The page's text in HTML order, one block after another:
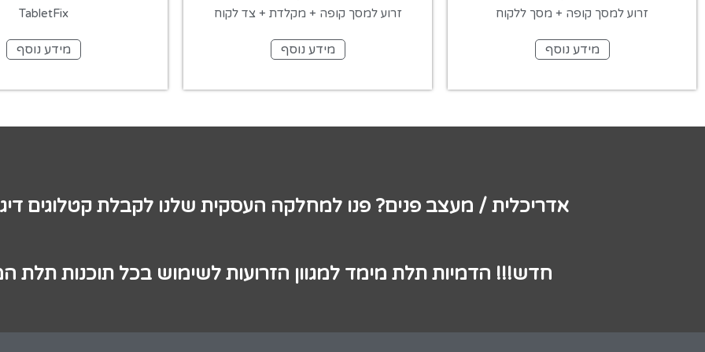
זרוע למסך קופה + מסך ללקוח
מידע נוסף
זרוע למסך קופה + מקלדת + צד לקוח
מידע נוסף
TabletFix
מידע נוסף
אדריכלית / מעצב פנים? פנו למחלקה העסקית שלנו לקבלת קטלוגים
חדש!!! הדמיות תלת מימד למגוון הזרועות לשימוש בכל תוכנות תלת